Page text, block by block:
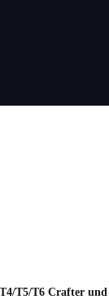
T5/T6 Crafter und